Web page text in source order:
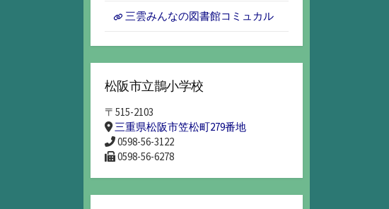
三雲みんなの図書館コミュカル
松阪市立鵲小学校
〒515-2103
三重県松阪市笠松町279番地
0598-56-3122
0598-56-6278